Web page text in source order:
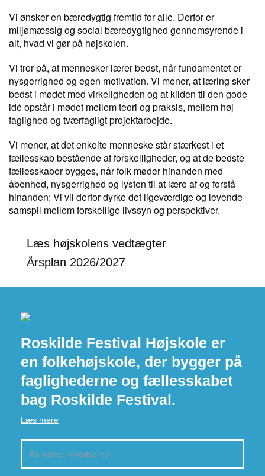
Vi ønsker en bæredygtig fremtid for alle. Derfor er
miljømæssig og social bæredygtighed gennemsyrende i
alt, hvad vi gør på højskolen.
Vi tror på, at mennesker lærer bedst, når fundamentet er
nysgerrighed og egen motivation. Vi mener, at læring sker
bedst i mødet med virkeligheden og at kilden til den gode
idé opstår i mødet mellem teori og praksis, mellem høj
faglighed og tværfagligt projektarbejde.
Vi mener, at det enkelte menneske står stærkest i et
fællesskab bestående af forskelligheder, og at de bedste
fællesskaber bygges, når folk møder hinanden med
åbenhed, nysgerrighed og lysten til at lære af og forstå
hinanden: Vi vil derfor dyrke det ligeværdige og levende
samspil mellem forskellige livssyn og perspektiver.
Læs højskolens vedtægter
Årsplan 2026/2027
Roskilde Festival Højskole er
en folkehøjskole, der bygger på
faglighederne og fællesskabet
bag Roskilde Festival.
Læs mere